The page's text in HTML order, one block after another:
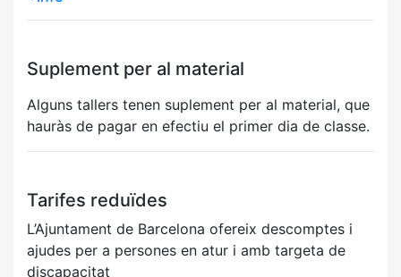
Suplement per al material
Alguns tallers tenen suplement per al material, que
hauràs de pagar en efectiu el primer dia de classe.
Tarifes reduïdes
L’Ajuntament de Barcelona ofereix descomptes i
ajudes per a persones en atur i amb targeta de
discapacitat